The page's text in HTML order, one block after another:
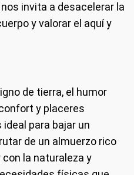
invita a desacelerar la
y valorar el aquí y
de tierra, el humor
y placeres
para bajar un
de un almuerzo rico
la naturaleza y